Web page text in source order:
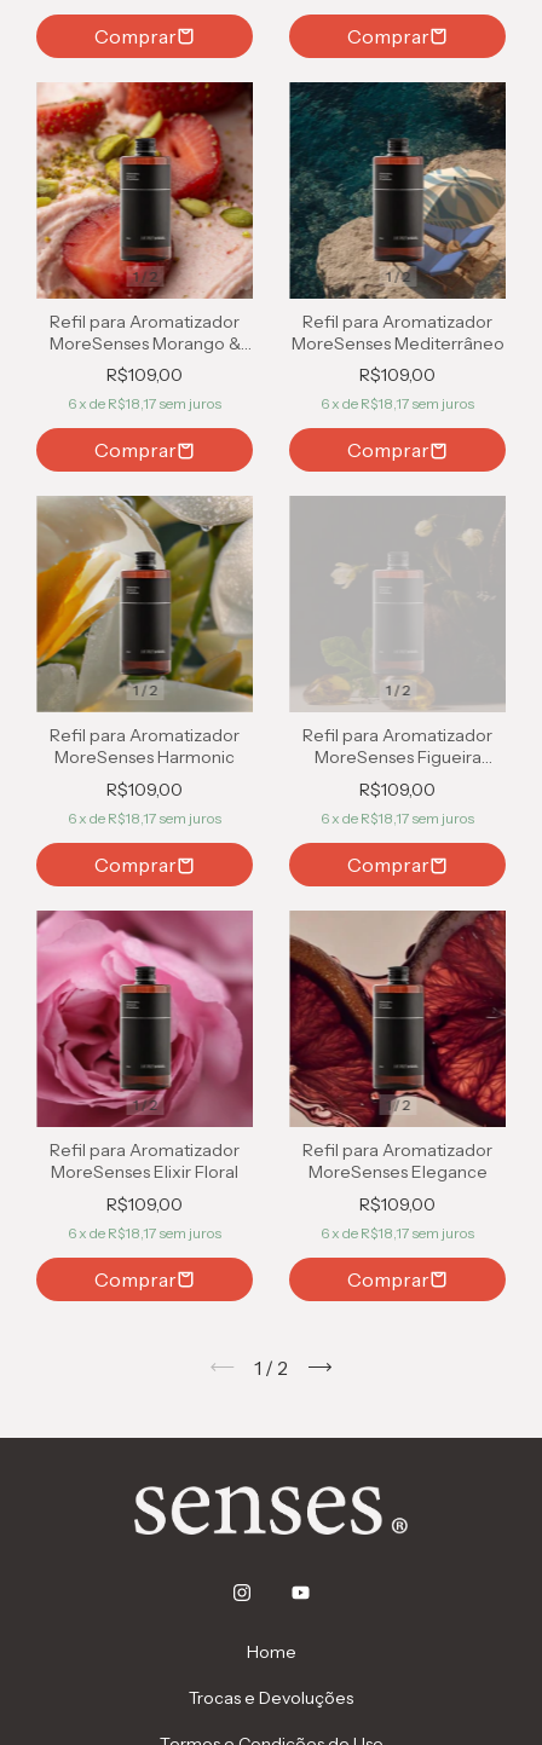
Comprar Comprar
1/ 2
Refil para Aromatizador
MoreSenses Morango &
Pistache
R$109,00
6x de R$18,17 sem juros
Comprar
1/2
Refil para Aromatizador
MoreSenses Mediterrâneo
R$109,00
6x de R$18,17 sem juros
Comprar
1 /2
Refil para Aromatizador
MoreSenses Harmonic
R$109,00
6x de R$18,17 sem juros
Comprar
1 /2
Refil para Aromatizador
MoreSenses Figueira
Negra
R$109,00
6x de R$18,17 sem juros
Comprar
1/2
Refil para Aromatizador
MoreSenses Elixir Floral
R$109,00
6 x de R$18,17 sem juros
Comprar
1/2
Refil para Aromatizador
MoreSenses Elegance
R$109,00
6 x de R$18,17 sem juros
Comprar
1 / 2
Home
Trocas e Devoluções